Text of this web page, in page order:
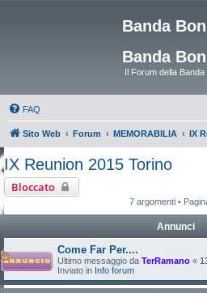
Banda
Banda
Il Forum della Banda
FAQ
Sito Web Forum MEMORABILIA IX
IX Reunion 2015 Torino
Bloccato
7 argomenti •
Annunci
Come Far Per....
Ultimo messaggio da TerRamano «
Inviato in Info forum